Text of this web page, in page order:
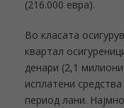
(216.000 евра).
Во класата
квартал
денари (2,1
исплатени
период лани.